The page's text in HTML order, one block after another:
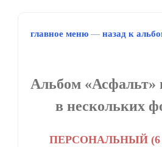
главное меню— назад к
Альбом «Асфальт»
в нескольких
ПЕРСОНАЛЬНЫЙ (6